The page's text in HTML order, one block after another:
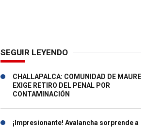
SEGUIR LEYENDO
CHALLAPALCA: COMUNIDAD DE MAURE
EXIGE RETIRO DEL PENAL POR
CONTAMINACIÓN
¡Impresionante! Avalancha sorprende a